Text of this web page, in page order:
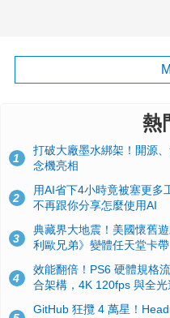
熱
1
打破大廠墨水綁架！開源
念機亮相
2
用AI省下4小時竟被塞更多
不再跟你分享怎麼使用AI
3
典藏界大地震！美國懷舊
利歐兄弟》變體任天堂卡帶
4
效能翻倍！PS6 硬體規格
合架構，4K 120fps 與全
GitHub 狂攬 4 萬星！